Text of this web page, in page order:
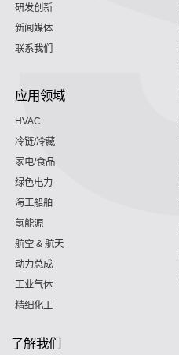
研发创新
新闻媒体
联系我们
应用领域
HVAC
冷链/冷藏
家电/食品
绿色电力
海工船舶
氢能源
航空 & 航天
动力总成
工业气体
精细化工
了解我们